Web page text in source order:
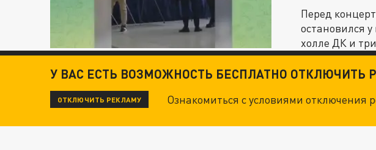
Перед
остановился
холле ДК и
У ВАС ЕСТЬ ВОЗМОЖНОСТЬ БЕСПЛАТНО ОТКЛЮЧИТЬ
ОТКЛЮЧИТЬ РЕКЛАМУ Ознакомиться с условиями